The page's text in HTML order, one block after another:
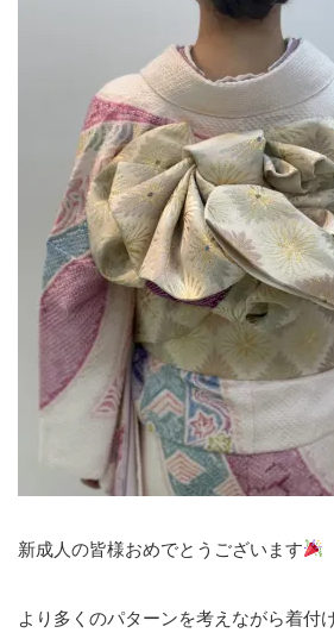
新成人の皆様おめでとうございます
より多くのパターンを考えながら着付